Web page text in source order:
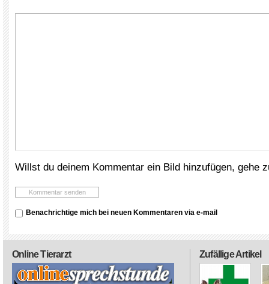
Willst du deinem Kommentar ein Bild hinzufügen, gehe
Benachrichtige mich bei neuen Kommentaren via e-mail
Zufällige Artikel
Online Tierarzt